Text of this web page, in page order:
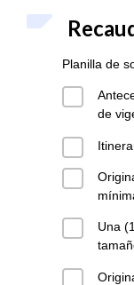
Planilla de
de
Una